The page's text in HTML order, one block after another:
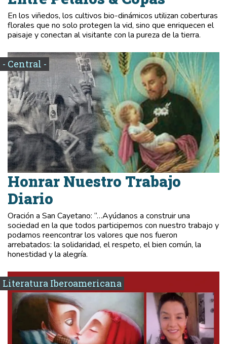
En los viñedos, los cultivos bio-dinámicos utilizan coberturas
florales que no solo protegen la vid, sino que enriquecen el
paisaje y conectan al visitante con la pureza de la tierra.
- Central -
Honrar Nuestro Trabajo
Diario
Oración a San Cayetano: “…Ayúdanos a construir una
sociedad en la que todos participemos con nuestro trabajo y
podamos reencontrar los valores que nos fueron
arrebatados: la solidaridad, el respeto, el bien común, la
honestidad y la alegría.
Literatura Iberoamericana